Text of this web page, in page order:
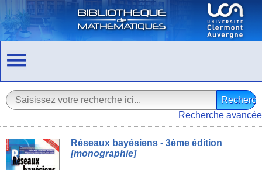
Recherche avancée
Réseaux bayésiens - 3ème édition
[monographie]